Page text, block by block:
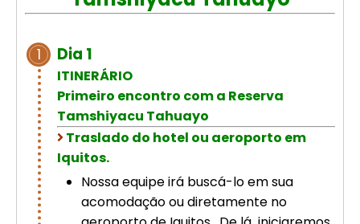
Cusco – Acomodação em hotel 4
Excursão de luxo de 8 dias em
Cusco: Machu Picchu + hotel 4
estrelas
1 Dia 1
ITINERÁRIO
Primeiro encontro com a Reserva
Tamshiyacu Tahuayo
Traslado do hotel ou aeroporto em
Iquitos.
Nossa equipe irá buscá-lo em sua
acomodação ou diretamente no